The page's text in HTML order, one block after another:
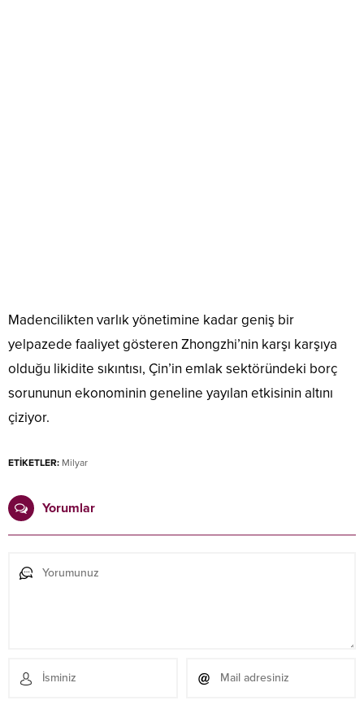
Madencilikten varlık yönetimine kadar geniş bir
yelpazede faaliyet gösteren Zhongzhi’nin karşı karşıya
olduğu likidite sıkıntısı, Çin’in emlak sektöründeki borç
sorununun ekonominin geneline yayılan etkisinin altını
çiziyor.
ETİKETLER: Milyar
Yorumlar